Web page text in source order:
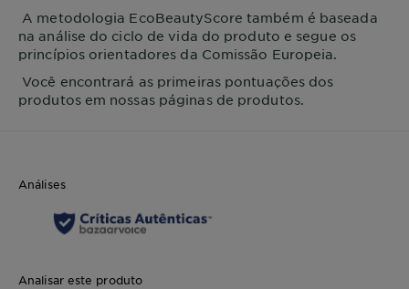
A metodologia EcoBeautyScore também é baseada
na análise do ciclo de vida do produto e segue os
princípios orientadores da Comissão Europeia.
Você encontrará as primeiras pontuações dos
produtos em nossas páginas de produtos.
Análises
Analisar este produto